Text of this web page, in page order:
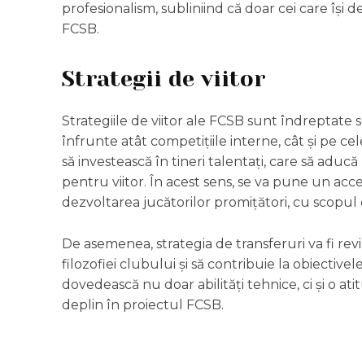
profesionalism, subliniind că doar cei care își
FCSB.
Strategii de viitor
Strategiile de viitor ale FCSB sunt îndreptate
înfrunte atât competițiile interne, cât și pe
să investească în tineri talentați, care să
pentru viitor. În acest sens, se va pune un
dezvoltarea jucătorilor promițători, cu scopul
De asemenea, strategia de transferuri va fi
filozofiei clubului și să contribuie la
dovedească nu doar abilități tehnice, ci și o
deplin în proiectul FCSB.